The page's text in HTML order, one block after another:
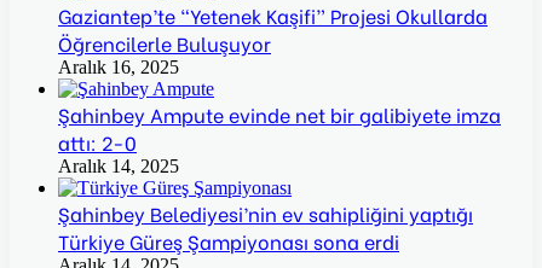
Gaziantep’te “Yetenek Kaşifi” Projesi Okullarda
Öğrencilerle Buluşuyor
Aralık 16, 2025
Şahinbey Ampute evinde net bir galibiyete imza
attı: 2-0
Aralık 14, 2025
Şahinbey Belediyesi’nin ev sahipliğini yaptığı
Türkiye Güreş Şampiyonası sona erdi